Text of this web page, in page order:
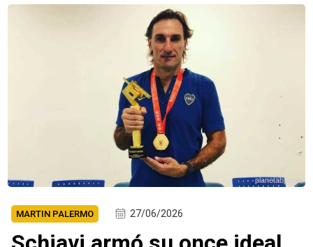
planetabj.com
MARTIN PALERMO 27/06/2026